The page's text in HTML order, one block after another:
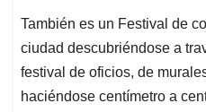
También es un Festival de
ciudad descubriéndose a
festival de oficios, de
haciéndose centímetro a